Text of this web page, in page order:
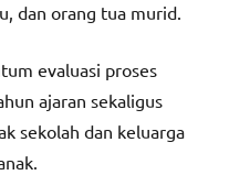
dan orang tua murid.
evaluasi proses
ajaran sekaligus
sekolah dan keluarga